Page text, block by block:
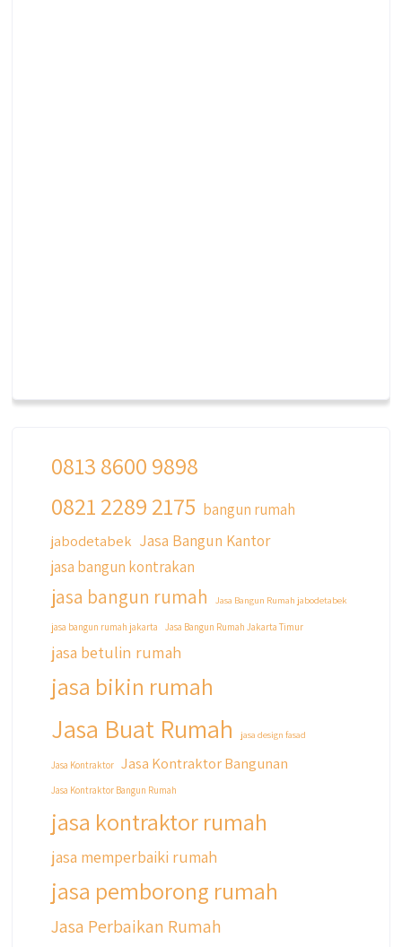
0813 8600 9898
0821 2289 2175 bangun rumah
jabodetabek Jasa Bangun Kantor
jasa bangun kontrakan
jasa bangun rumah Jasa Bangun Rumah jabodetabek
jasa bangun rumah jakarta Jasa Bangun Rumah Jakarta Timur
jasa betulin rumah
jasa bikin rumah
Jasa Buat Rumah jasa design fasad
Jasa Kontraktor Jasa Kontraktor Bangunan
Jasa Kontraktor Bangun Rumah
jasa kontraktor rumah
jasa memperbaiki rumah
jasa pemborong rumah
Jasa Perbaikan Rumah